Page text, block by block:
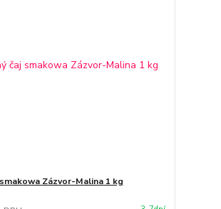
Zázvor-Malina 1 kg